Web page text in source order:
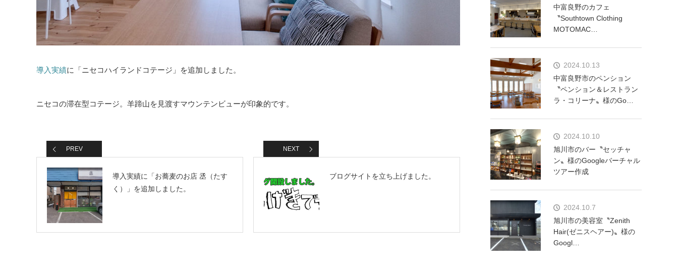
導入実績に「ニセコハイランドコテージ」を追加しました。
ニセコの滞在型コテージ。羊蹄山を見渡すマウンテンビューが印象的です。
PREV
導入実績に「お蕎麦のお店 丞（たす
く）」を追加しました。
NEXT
ブログサイトを立ち上げました。
中富良野のカフェ
〝Southtown Clothing
MOTOMAC…
2024.10.13
中富良野市のペンション
〝ペンション＆レストラン
ラ・コリーナ〟様のGo…
2024.10.10
旭川市のバー〝セッチャ
ン〟様のGoogleバーチャル
ツアー作成
2024.10.7
旭川市の美容室〝Zenith
Hair(ゼニスヘアー)〟様の
Googl…